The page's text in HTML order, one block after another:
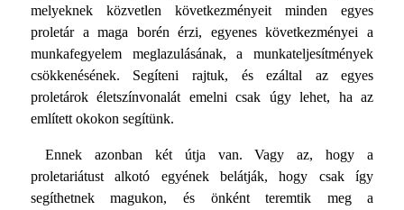
melyeknek közvetlen következményeit minden egyes
proletár a maga borén érzi, egyenes következményei a
munkafegyelem meglazulásának, a munkateljesítmények
csökkenésének. Segíteni rajtuk, és ezáltal az egyes
proletárok életszínvonalát emelni csak úgy lehet, ha az
említett okokon segítünk.
Ennek azonban két útja van. Vagy az, hogy a
proletariátust alkotó egyének belátják, hogy csak így
segíthetnek magukon, és önként teremtik meg a